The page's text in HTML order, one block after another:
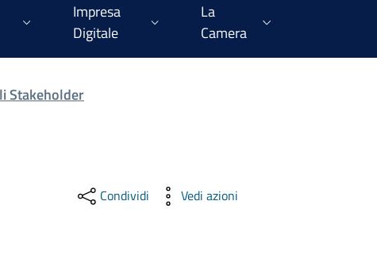
Impresa
Digitale
La
Camera
Stakeholder
Condividi Vedi azioni